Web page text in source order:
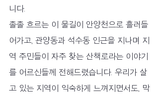
니다.
졸졸 흐르는 이 물길이 안양천으로 흘러들
어가고, 관양동과 석수동 인근을 지나며 지
역 주민들이 자주 찾는 산책로라는 이야기
를 어르신들께 전해드렸습니다. 우리가 살
고 있는 지역이 익숙하게 느껴지면서도, 막